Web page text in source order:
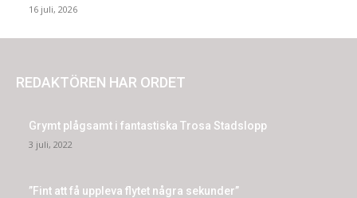
16 juli, 2026
REDAKTÖREN HAR ORDET
Grymt plågsamt i fantastiska Trosa Stadslopp
3 juli, 2022
”Fint att få uppleva flytet några sekunder”